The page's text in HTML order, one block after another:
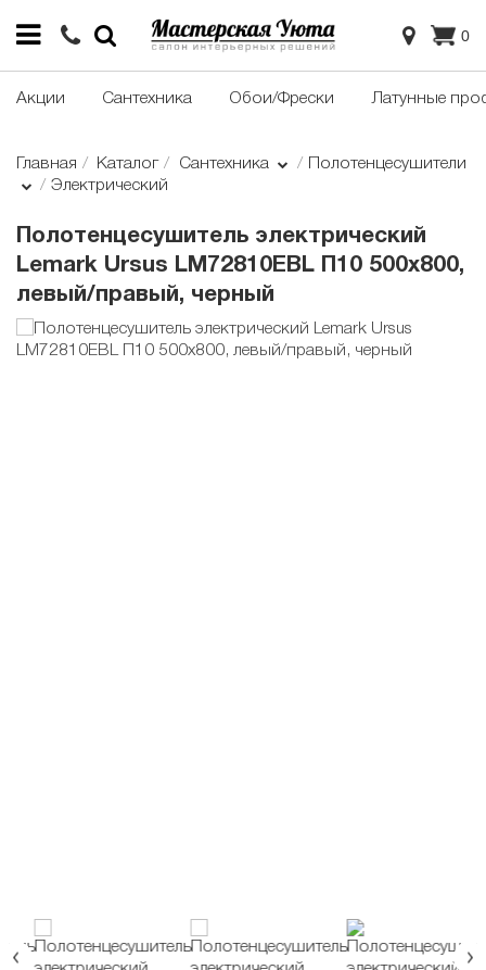
0
Акции Сантехника Обои/Фрески Латунные
Главная Каталог Сантехника
Полотенцесушители
Электрический
Полотенцесушитель электрический
Lemark Ursus LM72810EBL П10 500x800,
левый/правый, черный